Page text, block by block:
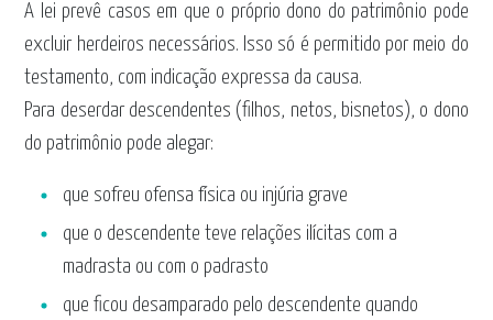
A lei prevê casos em que o próprio dono do patrimônio pode
excluir herdeiros necessários. Isso só é permitido por meio do
testamento, com indicação expressa da causa.
Para deserdar descendentes (filhos, netos, bisnetos), o dono
do patrimônio pode alegar:
que sofreu ofensa física ou injúria grave
que o descendente teve relações ilícitas com a
madrasta ou com o padrasto
que ficou desamparado pelo descendente quando